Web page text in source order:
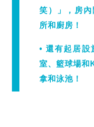
笑）」，房
所和廚房！
• 還有起居設
室、籃球場和
拿和泳池！